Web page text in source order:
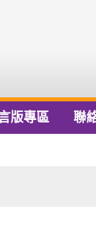
版專區 聯